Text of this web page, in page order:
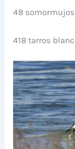
48
418 tarros